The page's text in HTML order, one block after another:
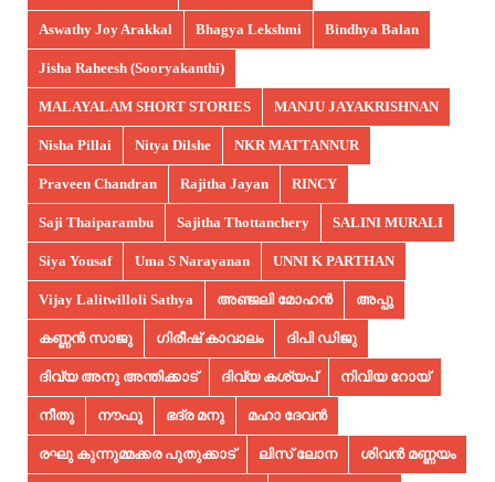
Aswathy Joy Arakkal Bhagya Lekshmi Bindhya Balan
Jisha Raheesh (Sooryakanthi)
MALAYALAM SHORT STORIES MANJU JAYAKRISHNAN
Nisha Pillai Nitya Dilshe NKR MATTANNUR
Praveen Chandran Rajitha Jayan RINCY
Saji Thaiparambu Sajitha Thottanchery SALINI MURALI
Siya Yousaf Uma S Narayanan UNNI K PARTHAN
Vijay Lalitwilloli Sathya അഞ്ജലി മോഹൻ അപ്പു
കണ്ണൻ സാജു ഗിരീഷ് കാവാലം ദിപി ഡിജു
ദിവ്യ അനു അന്തിക്കാട് ദിവ്യ കശ്യപ് നിവിയ റോയ്
നീതു നൗഫു ഭദ്ര മനു മഹാ ദേവൻ
രഘു കുന്നുമ്മക്കര പുതുക്കാട് ലിസ് ലോന ശിവൻ മണ്ണയം